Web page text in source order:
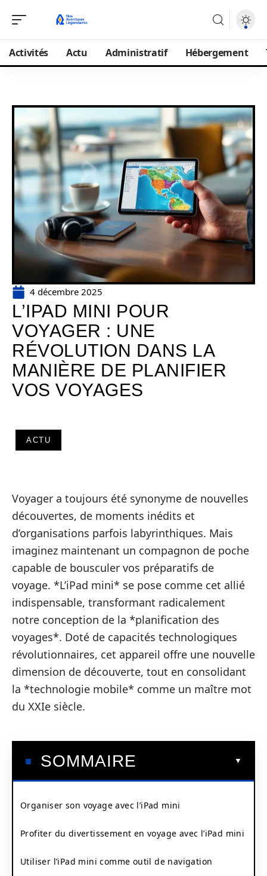
Activités Actu Administratif Hébergement
4 décembre 2025
L’IPAD MINI POUR
VOYAGER : UNE
RÉVOLUTION DANS LA
MANIÈRE DE PLANIFIER
VOS VOYAGES
ACTU
Voyager a toujours été synonyme de nouvelles
découvertes, de moments inédits et
d’organisations parfois labyrinthiques. Mais
imaginez maintenant un compagnon de poche
capable de bousculer vos préparatifs de
voyage. *L’iPad mini* se pose comme cet allié
indispensable, transformant radicalement
notre conception de la *planification des
voyages*. Doté de capacités technologiques
révolutionnaires, cet appareil offre une nouvelle
dimension de découverte, tout en consolidant
la *technologie mobile* comme un maître mot
du XXIe siècle.
SOMMAIRE
Organiser son voyage avec l’iPad mini
Profiter du divertissement en voyage avec l’iPad mini
Utiliser l’iPad mini comme outil de navigation